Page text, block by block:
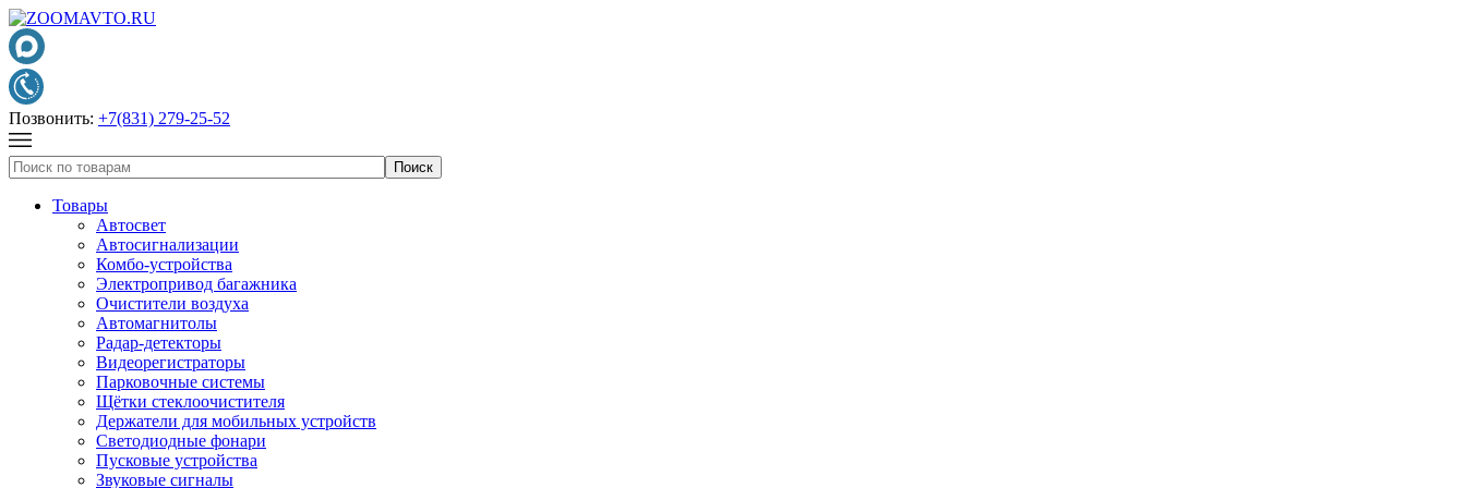
Позвонить: +7(831) 279-25-52
Товары
Автосвет
Автосигнализации
Комбо-устройства
Электропривод багажника
Очистители воздуха
Автомагнитолы
Радар-детекторы
Видеорегистраторы
Парковочные системы
Щётки стеклоочистителя
Держатели для мобильных устройств
Светодиодные фонари
Пусковые устройства
Звуковые сигналы